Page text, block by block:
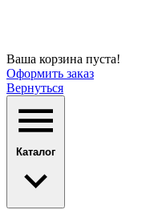
Ваша корзина пуста!
Оформить заказ
Вернуться
Каталог